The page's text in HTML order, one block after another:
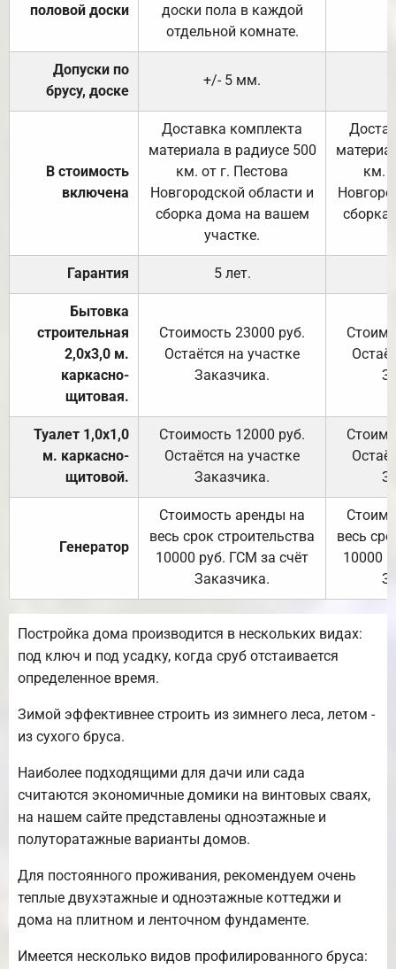
половой доски
доски пола в каждой
отдельной комнате.
Допуски по
брусу, доске
+/- 5 мм.
В стоимость
включена
Доставка комплекта
материала в радиусе 500
км. от г. Пестова
Новгородской области и
сборка дома на вашем
участке.
км.
Гарантия 5 лет.
Бытовка
строительная
2,0х3,0 м.
каркасно-
щитовая.
Стоимость 23000 руб.
Остаётся на участке
Заказчика.
Туалет 1,0х1,0
м. каркасно-
щитовой.
Стоимость 12000 руб.
Остаётся на участке
Заказчика.
Генератор
Стоимость аренды на
весь срок строительства
10000 руб. ГСМ за счёт
Заказчика.
весь
10000
Постройка дома производится в нескольких видах:
под ключ и под усадку, когда сруб отстаивается
определенное время.
Зимой эффективнее строить из зимнего леса, летом -
из сухого бруса.
Наиболее подходящими для дачи или сада
считаются экономичные домики на винтовых сваях,
на нашем сайте представлены одноэтажные и
полуторатажные варианты домов.
Для постоянного проживания, рекомендуем очень
теплые двухэтажные и одноэтажные коттеджи и
дома на плитном и ленточном фундаменте.
Имеется несколько видов профилированного бруса: